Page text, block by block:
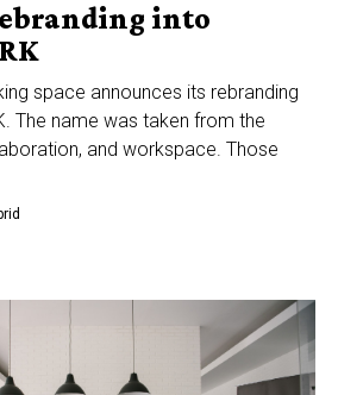
into
space announces its rebranding
The name was taken from the
and workspace. Those